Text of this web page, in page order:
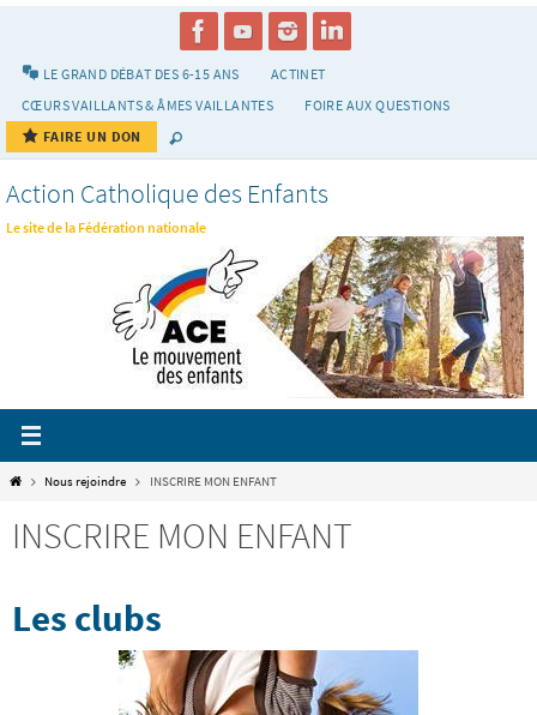
LE GRAND DÉBAT DES 6-15 ANS
ACTINET
CŒURS VAILLANTS & ÂMES VAILLANTES
FOIRE AUX QUESTIONS
FAIRE UN DON
Action Catholique des Enfants
Le site de la Fédération nationale
HomeNous rejoindre INSCRIRE MON ENFANT
INSCRIRE MON ENFANT
Les clubs